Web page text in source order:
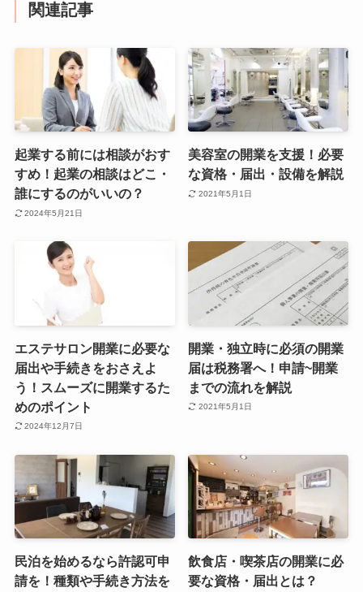
関連記事
起業する前には相談がおす
すめ！起業の相談はどこ・
誰にするのがいいの？
2024年5月21日
美容室の開業を支援！必要
な資格・届出・設備を解説
2021年5月1日
エステサロン開業に必要な
届出や手続きをおさえよ
う！スムーズに開業するた
めのポイント
2024年12月7日
開業・独立時に必須の開業
届は税務署へ！申請~開業
までの流れを解説
2021年5月1日
民泊を始めるなら許認可申
請を！種類や手続き方法を
飲食店・喫茶店の開業に必
要な資格・届出とは？